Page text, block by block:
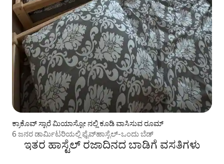
ಕ್ರಾಕೊವ್ ಸ್ಟಾರೆ ಮಿಯಾಸ್ಟೋ ನಲ್ಲಿ ಕೂಡಿ ವಾಸಿಸುವ ರೂಮ್
6 ಜನರ ಡಾರ್ಮಿಟರಿಯಲ್ಲಿ ಫೈವ್‌ಹಾಸ್ಟೆಲ್-ಒಂದು ಬೆಡ್
ಇತರ ಹಾಸ್ಟೆಲ್ ರಜಾದಿನದ ಬಾಡಿಗೆ ವಸತಿಗಳು